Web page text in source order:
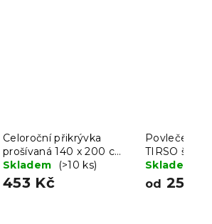
Celoroční přikrývka
prošívaná 140 x 200 cm
s polštářem BASIC 70 x
90 cm
Skladem (>10 ks)
453 Kč
Povlečení z
TIRSO
Skladem
od 259